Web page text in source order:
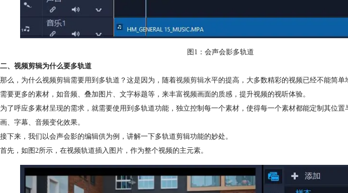
图1：会声会影多轨道
二、视频剪辑为什么要多轨道
那么，为什么视频剪辑需要用到多轨道？这是因为，随着视频剪辑水平的提高，大多数精彩的视频已经不能简单
需要更多的素材，如音频、叠加图片、文字标题等，来丰富视频画面的质感，提升视频的视听体验。
为了呼应多素材呈现的需求，就需要使用到多轨道功能，独立控制每一个素材，使得每一个素材都能定制其位置
画、字幕、音频变化效果。
接下来，我们以会声会影的编辑供为例，讲解一下多轨道剪辑功能的妙处。
首先，如图2所示，在视频轨道插入图片，作为整个视频的主元素。